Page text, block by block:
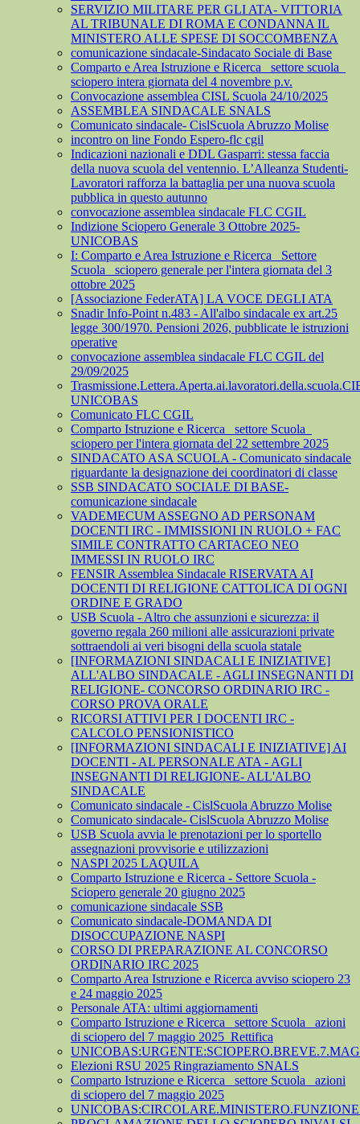
SERVIZIO MILITARE PER GLI ATA- VITTORIA
AL TRIBUNALE DI ROMA E CONDANNA IL
MINISTERO ALLE SPESE DI SOCCOMBENZA
comunicazione sindacale-Sindacato Sociale di Base
Comparto e Area Istruzione e Ricerca_ settore scuola_
sciopero intera giornata del 4 novembre p.v.
Convocazione assemblea CISL Scuola 24/10/2025
ASSEMBLEA SINDACALE SNALS
Comunicato sindacale- CislScuola Abruzzo Molise
incontro on line Fondo Espero-flc cgil
Indicazioni nazionali e DDL Gasparri: stessa faccia
della nuova scuola del ventennio. L’Alleanza Studenti-
Lavoratori rafforza la battaglia per una nuova scuola
pubblica in questo autunno
convocazione assemblea sindacale FLC CGIL
Indizione Sciopero Generale 3 Ottobre 2025-
UNICOBAS
I: Comparto e Area Istruzione e Ricerca_ Settore
Scuola_ sciopero generale per l'intera giornata del 3
ottobre 2025
[Associazione FederATA] LA VOCE DEGLI ATA
Snadir Info-Point n.483 - All'albo sindacale ex art.25
legge 300/1970. Pensioni 2026, pubblicate le istruzioni
operative
convocazione assemblea sindacale FLC CGIL del
29/09/2025
UNICOBAS
Comunicato FLC CGIL
Comparto Istruzione e Ricerca_ settore Scuola_
sciopero per l'intera giornata del 22 settembre 2025
SINDACATO ASA SCUOLA - Comunicato sindacale
riguardante la designazione dei coordinatori di classe
SSB SINDACATO SOCIALE DI BASE-
comunicazione sindacale
VADEMECUM ASSEGNO AD PERSONAM
DOCENTI IRC - IMMISSIONI IN RUOLO + FAC
SIMILE CONTRATTO CARTACEO NEO
IMMESSI IN RUOLO IRC
FENSIR Assemblea Sindacale RISERVATA AI
DOCENTI DI RELIGIONE CATTOLICA DI OGNI
ORDINE E GRADO
USB Scuola - Altro che assunzioni e sicurezza: il
governo regala 260 milioni alle assicurazioni private
sottraendoli ai veri bisogni della scuola statale
[INFORMAZIONI SINDACALI E INIZIATIVE]
ALL'ALBO SINDACALE - AGLI INSEGNANTI DI
RELIGIONE- CONCORSO ORDINARIO IRC -
CORSO PROVA ORALE
RICORSI ATTIVI PER I DOCENTI IRC -
CALCOLO PENSIONISTICO
[INFORMAZIONI SINDACALI E INIZIATIVE] AI
DOCENTI - AL PERSONALE ATA - AGLI
INSEGNANTI DI RELIGIONE- ALL'ALBO
SINDACALE
Comunicato sindacale - CislScuola Abruzzo Molise
Comunicato sindacale- CislScuola Abruzzo Molise
USB Scuola avvia le prenotazioni per lo sportello
assegnazioni provvisorie e utilizzazioni
NASPI 2025 LAQUILA
Comparto Istruzione e Ricerca - Settore Scuola -
Sciopero generale 20 giugno 2025
comunicazione sindacale SSB
Comunicato sindacale-DOMANDA DI
DISOCCUPAZIONE NASPI
CORSO DI PREPARAZIONE AL CONCORSO
ORDINARIO IRC 2025
Comparto Area Istruzione e Ricerca avviso sciopero 23
e 24 maggio 2025
Personale ATA: ultimi aggiornamenti
Comparto Istruzione e Ricerca_ settore Scuola_ azioni
di sciopero del 7 maggio 2025_Rettifica
Elezioni RSU 2025 Ringraziamento SNALS
Comparto Istruzione e Ricerca_ settore Scuola_ azioni
di sciopero del 7 maggio 2025